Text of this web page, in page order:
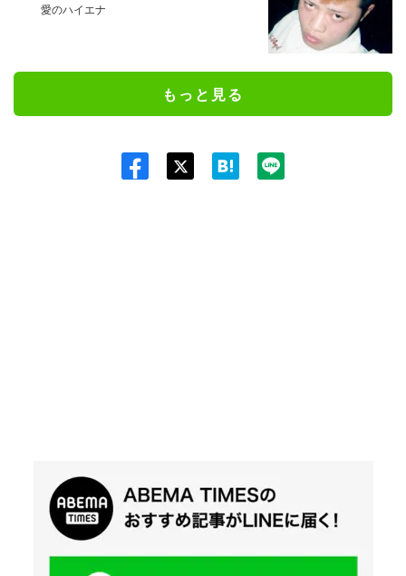
愛のハイエナ
もっと見る